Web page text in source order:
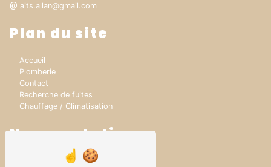
aits.allan@gmail.com
Plan du site
Accueil
Plomberie
Contact
Recherche de fuites
Chauffage / Climatisation
Nos prestations
Fuite enterrée